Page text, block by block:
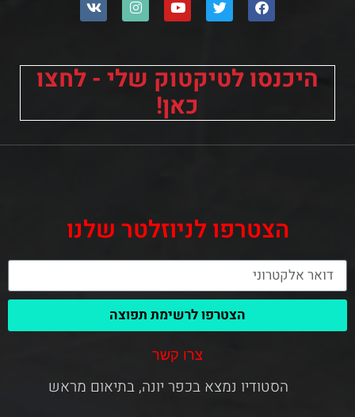
היכנסו לטיקטוק שלי - לחצו
כאן!
הצטרפו לניוזלטר שלנו
הצטרפו לרשימת תפוצה
צרו קשר
הסטודיו נמצא בכפר יונה, בתיאום מראש